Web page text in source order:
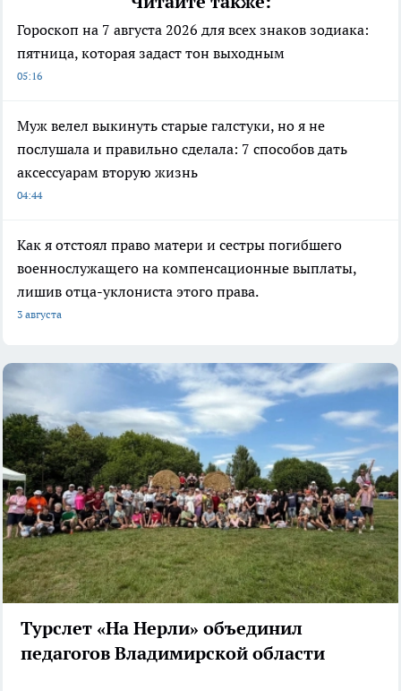
Гороскоп на 7 августа 2026 для всех знаков зодиака:
пятница, которая задаст тон выходным
05:16
Муж велел выкинуть старые галстуки, но я не
послушала и правильно сделала: 7 способов дать
аксессуарам вторую жизнь
04:44
Как я отстоял право матери и сестры погибшего
военнослужащего на компенсационные выплаты,
лишив отца-уклониста этого права.
3 августа
Турслет «На Нерли» объединил
педагогов Владимирской области